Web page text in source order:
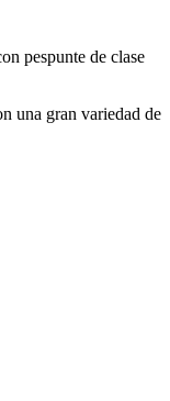
pespunte de clase
una gran variedad de